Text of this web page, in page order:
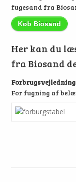
fugesand fra
Køb Biosand
Her kan du
fra Biosand
For fugning af